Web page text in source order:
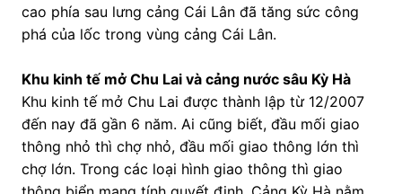
cao phía sau lưng cảng Cái Lân đã tăng sức công
phá của lốc trong vùng cảng Cái Lân.
Khu kinh tế mở Chu Lai và cảng nước sâu Kỳ Hà
Khu kinh tế mở Chu Lai được thành lập từ 12/2007
đến nay đã gần 6 năm. Ai cũng biết, đầu mối giao
thông nhỏ thì chợ nhỏ, đầu mối giao thông lớn thì
chợ lớn. Trong các loại hình giao thông thì giao